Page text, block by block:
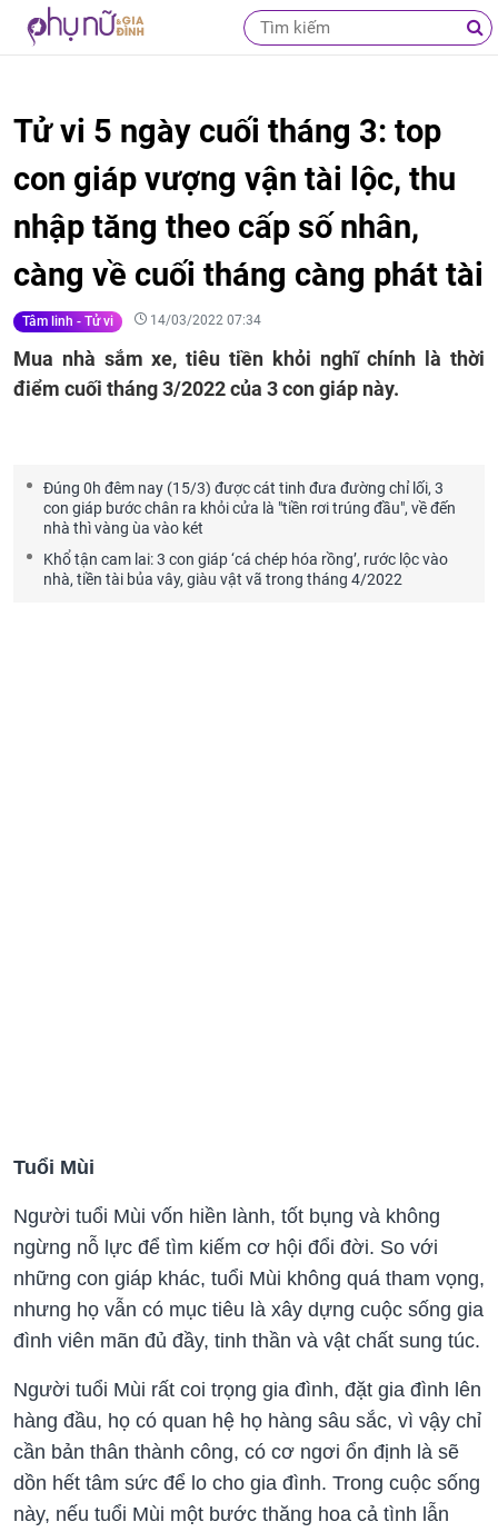
Tử vi 5 ngày cuối tháng 3: top
con giáp vượng vận tài lộc, thu
nhập tăng theo cấp số nhân,
càng về cuối tháng càng phát tài
Tâm linh - Tử vi 14/03/2022 07:34
Mua nhà sắm xe, tiêu tiền khỏi nghĩ chính là thời
điểm cuối tháng 3/2022 của 3 con giáp này.
Đúng 0h đêm nay (15/3) được cát tinh đưa đường chỉ lối, 3
con giáp bước chân ra khỏi cửa là "tiền rơi trúng đầu", về đến
nhà thì vàng ùa vào két
Khổ tận cam lai: 3 con giáp ‘cá chép hóa rồng’, rước lộc vào
nhà, tiền tài bủa vây, giàu vật vã trong tháng 4/2022
Tuổi Mùi
Người tuổi Mùi vốn hiền lành, tốt bụng và không
ngừng nỗ lực để tìm kiếm cơ hội đổi đời. So với
những con giáp khác, tuổi Mùi không quá tham vọng,
nhưng họ vẫn có mục tiêu là xây dựng cuộc sống gia
đình viên mãn đủ đầy, tinh thần và vật chất sung túc.
Người tuổi Mùi rất coi trọng gia đình, đặt gia đình lên
hàng đầu, họ có quan hệ họ hàng sâu sắc, vì vậy chỉ
cần bản thân thành công, có cơ ngơi ổn định là sẽ
dồn hết tâm sức để lo cho gia đình. Trong cuộc sống
này, nếu tuổi Mùi một bước thăng hoa cả tình lẫn